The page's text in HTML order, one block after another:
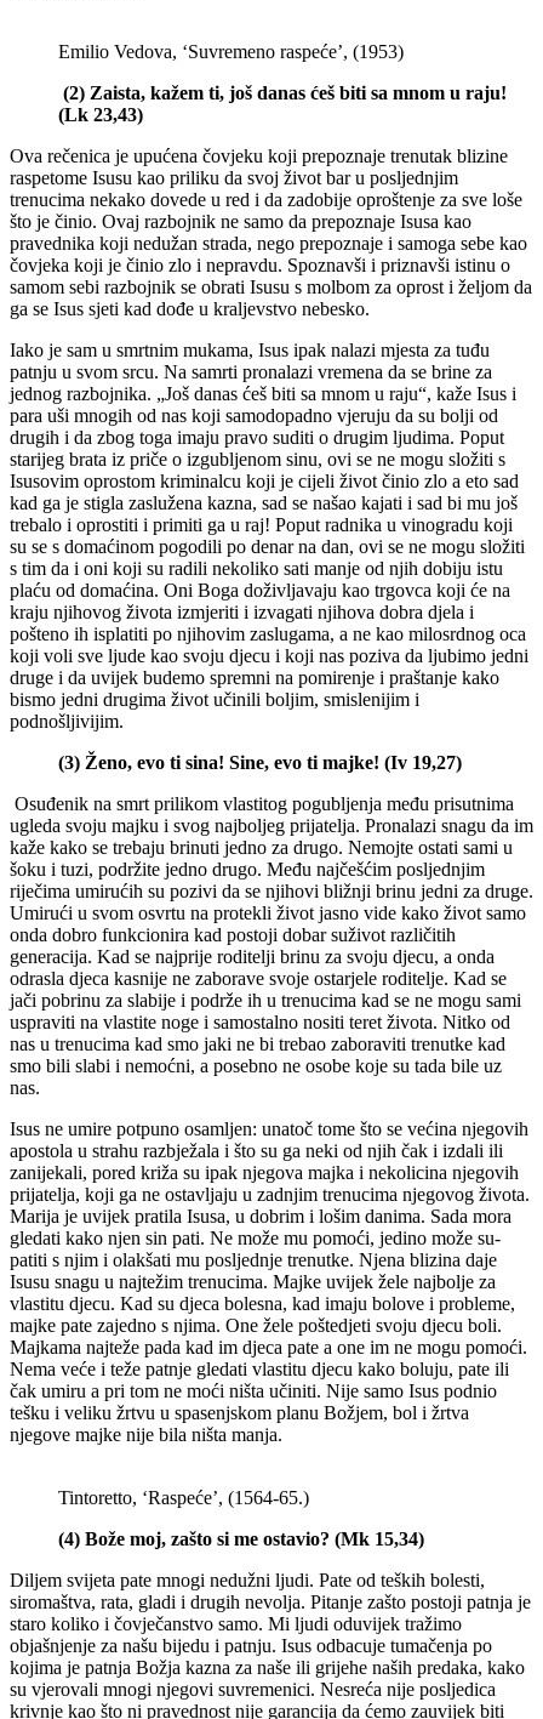
Emilio Vedova, ‘Suvremeno raspeće’, (1953)
(2) Zaista, kažem ti, još danas ćeš biti sa mnom u raju!
(Lk 23,43)
Ova rečenica je upućena čovjeku koji prepoznaje trenutak blizine
raspetome Isusu kao priliku da svoj život bar u posljednjim
trenucima nekako dovede u red i da zadobije oproštenje za sve loše
što je činio. Ovaj razbojnik ne samo da prepoznaje Isusa kao
pravednika koji nedužan strada, nego prepoznaje i samoga sebe kao
čovjeka koji je činio zlo i nepravdu. Spoznavši i priznavši istinu o
samom sebi razbojnik se obrati Isusu s molbom za oprost i željom da
ga se Isus sjeti kad dođe u kraljevstvo nebesko.
Iako je sam u smrtnim mukama, Isus ipak nalazi mjesta za tuđu
patnju u svom srcu. Na samrti pronalazi vremena da se brine za
jednog razbojnika. „Još danas ćeš biti sa mnom u raju“, kaže Isus i
para uši mnogih od nas koji samodopadno vjeruju da su bolji od
drugih i da zbog toga imaju pravo suditi o drugim ljudima. Poput
starijeg brata iz priče o izgubljenom sinu, ovi se ne mogu složiti s
Isusovim oprostom kriminalcu koji je cijeli život činio zlo a eto sad
kad ga je stigla zaslužena kazna, sad se našao kajati i sad bi mu još
trebalo i oprostiti i primiti ga u raj! Poput radnika u vinogradu koji
su se s domaćinom pogodili po denar na dan, ovi se ne mogu složiti
s tim da i oni koji su radili nekoliko sati manje od njih dobiju istu
plaću od domaćina. Oni Boga doživljavaju kao trgovca koji će na
kraju njihovog života izmjeriti i izvagati njihova dobra djela i
pošteno ih isplatiti po njihovim zaslugama, a ne kao milosrdnog oca
koji voli sve ljude kao svoju djecu i koji nas poziva da ljubimo jedni
druge i da uvijek budemo spremni na pomirenje i praštanje kako
bismo jedni drugima život učinili boljim, smislenijim i
podnošljivijim.
(3) Ženo, evo ti sina! Sine, evo ti majke! (Iv 19,27)
Osuđenik na smrt prilikom vlastitog pogubljenja među prisutnima
ugleda svoju majku i svog najboljeg prijatelja. Pronalazi snagu da im
kaže kako se trebaju brinuti jedno za drugo. Nemojte ostati sami u
šoku i tuzi, podržite jedno drugo. Među najčešćim posljednjim
riječima umirućih su pozivi da se njihovi bližnji brinu jedni za druge.
Umirući u svom osvrtu na protekli život jasno vide kako život samo
onda dobro funkcionira kad postoji dobar suživot različitih
generacija. Kad se najprije roditelji brinu za svoju djecu, a onda
odrasla djeca kasnije ne zaborave svoje ostarjele roditelje. Kad se
jači pobrinu za slabije i podrže ih u trenucima kad se ne mogu sami
uspraviti na vlastite noge i samostalno nositi teret života. Nitko od
nas u trenucima kad smo jaki ne bi trebao zaboraviti trenutke kad
smo bili slabi i nemoćni, a posebno ne osobe koje su tada bile uz
nas.
Isus ne umire potpuno osamljen: unatoč tome što se većina njegovih
apostola u strahu razbježala i što su ga neki od njih čak i izdali ili
zanijekali, pored križa su ipak njegova majka i nekolicina njegovih
prijatelja, koji ga ne ostavljaju u zadnjim trenucima njegovog života.
Marija je uvijek pratila Isusa, u dobrim i lošim danima. Sada mora
gledati kako njen sin pati. Ne može mu pomoći, jedino može su-
patiti s njim i olakšati mu posljednje trenutke. Njena blizina daje
Isusu snagu u najtežim trenucima. Majke uvijek žele najbolje za
vlastitu djecu. Kad su djeca bolesna, kad imaju bolove i probleme,
majke pate zajedno s njima. One žele poštedjeti svoju djecu boli.
Majkama najteže pada kad im djeca pate a one im ne mogu pomoći.
Nema veće i teže patnje gledati vlastitu djecu kako boluju, pate ili
čak umiru a pri tom ne moći ništa učiniti. Nije samo Isus podnio
tešku i veliku žrtvu u spasenjskom planu Božjem, bol i žrtva
njegove majke nije bila ništa manja.
Tintoretto, ‘Raspeće’, (1564-65.)
(4) Bože moj, zašto si me ostavio? (Mk 15,34)
Diljem svijeta pate mnogi nedužni ljudi. Pate od teških bolesti,
siromaštva, rata, gladi i drugih nevolja. Pitanje zašto postoji patnja je
staro koliko i čovječanstvo samo. Mi ljudi oduvijek tražimo
objašnjenje za našu bijedu i patnju. Isus odbacuje tumačenja po
kojima je patnja Božja kazna za naše ili grijehe naših predaka, kako
su vjerovali mnogi njegovi suvremenici. Nesreća nije posljedica
krivnje kao što ni pravednost nije garancija da ćemo zauvijek biti